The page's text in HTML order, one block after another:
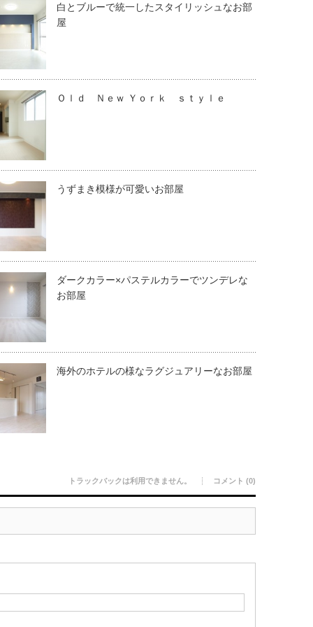
白とブルーで統一したスタイリッシュなお部
屋
Ｏｌｄ Ｎｅｗ Ｙｏｒｋ ｓｔｙｌｅ
うずまき模様が可愛いお部屋
ダークカラー×パステルカラーでツンデレな
お部屋
海外のホテルの様なラグジュアリーなお部屋
トラックバックは利用できません。 コメント (0)